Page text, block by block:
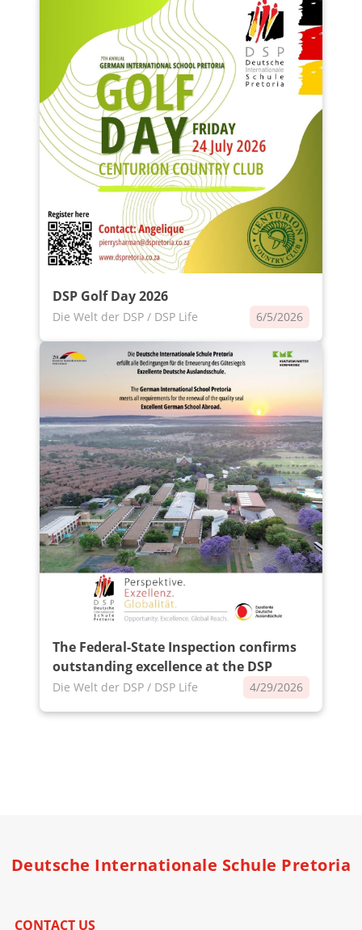
DSP Golf Day 2026
Die Welt der DSP / DSP Life 6/5/2026
The Federal-State Inspection confirms
outstanding excellence at the DSP
Die Welt der DSP / DSP Life 4/29/2026
Deutsche Internationale Schule Pretoria
CONTACT US